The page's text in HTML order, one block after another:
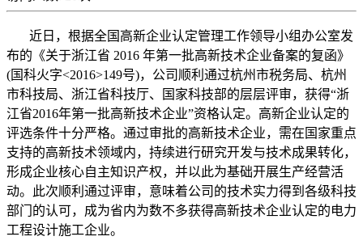
近日，根据全国高新企业认定管理工作领导小组办公室发
布的《关于浙江省 2016 年第一批高新技术企业备案的复函》
(国科火字<2016>149号)，公司顺利通过杭州市税务局、杭州
市科技局、浙江省科技厅、国家科技部的层层评审，获得“浙
江省2016年第一批高新技术企业”资格认定。高新企业认定的
评选条件十分严格。通过审批的高新技术企业，需在国家重点
支持的高新技术领域内，持续进行研究开发与技术成果转化，
形成企业核心自主知识产权，并以此为基础开展生产经营活
动。此次顺利通过评审，意味着公司的技术实力得到各级科技
部门的认可，成为省内为数不多获得高新技术企业认定的电力
工程设计施工企业。